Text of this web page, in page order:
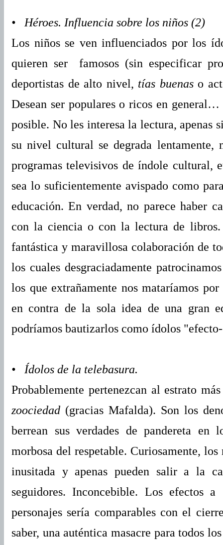
• Héroes. Influencia sobre los niños (2)
Los niños se ven influenciados por los
quieren ser famosos (sin especificar
deportistas de alto nivel, tías buenaso
Desean ser populares o ricos en
posible. No les interesa la lectura, apenas
su nivel cultural se degrada lentamente,
programas televisivos de índole cultural,
sea lo suficientemente avispado como
educación. En verdad, no parece haber
con la ciencia o con la lectura de
fantástica y maravillosa colaboración de
los cuales desgraciadamente
los que extrañamente nos mataríamos
en contra de la sola idea de una gran
podríamos bautizarlos como ídolos
• Ídolos de la telebasura.
Probablemente pertenezcan al estrato
zoociedad (gracias Mafalda). Son los
berrean sus verdades de pandereta en
morbosa del respetable. Curiosamente, los
inusitada y apenas pueden salir a la
seguidores. Inconcebible. Los efectos a
personajes sería comparables con el
saber, una auténtica masacre para todos